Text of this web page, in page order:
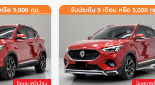
โฆษณาพรีเมียม โฆษณาพ